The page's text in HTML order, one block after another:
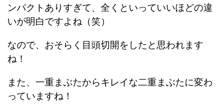
ンパクトありすぎて、全くといっていいほどの違
いが明白ですよね（笑）
なので、おそらく目頭切開をしたと思われます
ね！
また、一重まぶたからキレイな二重まぶたに変わ
っていますね！